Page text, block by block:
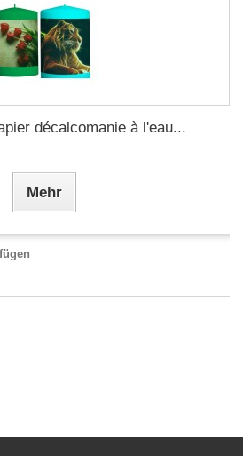
décalcomanie à l'eau...
Mehr